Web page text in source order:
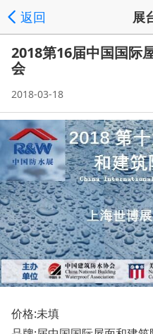
返回 展
2018第16届中国国际
会
2018-03-18
价格:未填